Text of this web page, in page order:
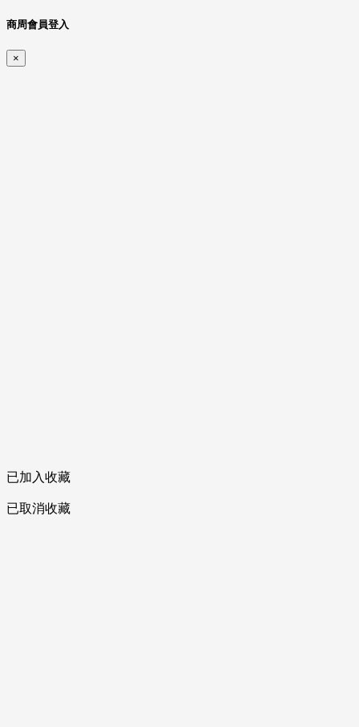
商周會員登入
×
已加入收藏
已取消收藏